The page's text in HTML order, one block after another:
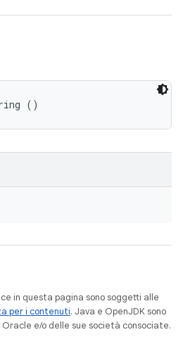
()
in questa pagina sono soggetti alle
per i contenuti. Java e OpenJDK sono
e/o delle sue società consociate.